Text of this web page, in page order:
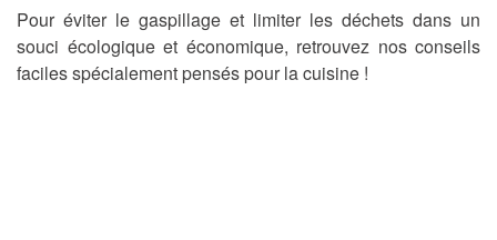
Pour éviter le gaspillage et limiter les déchets dans un
souci écologique et économique, retrouvez nos conseils
faciles spécialement pensés pour la cuisine !